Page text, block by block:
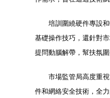
培訓圍繞硬件專設
基礎操作技巧，還針對
提問動腦解帶，幫扶氛圍
市場監管局高度重
件和網絡安全技術，全